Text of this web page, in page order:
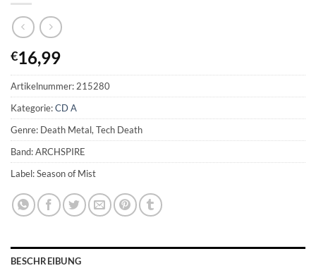
€16,99
Artikelnummer:215280
Kategorie:CD A
Genre: Death Metal, Tech Death
Band: ARCHSPIRE
Label: Season of Mist
BESCHREIBUNG